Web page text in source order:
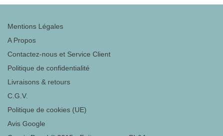
Mentions Légales
A Propos
Contactez-nous et Service Client
Politique de confidentialité
Livraisons & retours
C.G.V.
Politique de cookies (UE)
Avis Google